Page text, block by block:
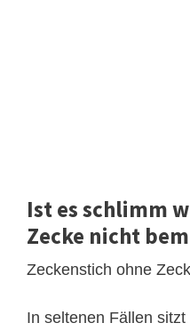
Ist es schlimm
Zecke nicht
Zeckenstich ohne
In seltenen Fällen